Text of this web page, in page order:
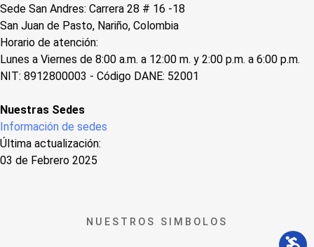
Sede San Andres: Carrera 28 # 16 -18
San Juan de Pasto, Nariño, Colombia
Horario de atención:
Lunes a Viernes de 8:00 a.m. a 12:00 m. y 2:00 p.m. a 6:00 p.m.
NIT: 8912800003 - Código DANE: 52001
Nuestras Sedes
Información de sedes
Última actualización:
03 de Febrero 2025
NUESTROS SIMBOLOS